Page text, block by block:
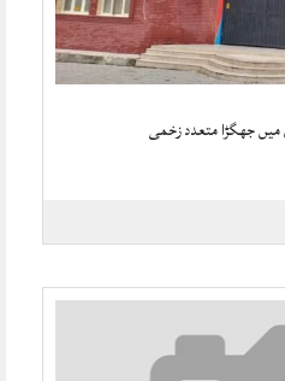
میں جھگڑا متعدد زخمی